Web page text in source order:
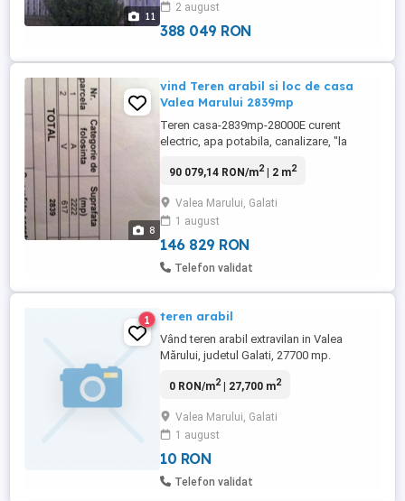
11
RDS (cablu tv, telefonie fixa, internet
wireless). Atat casa cat ...
2 august
388 049 RON
8
vind Teren arabil si loc de casa
Valea Marului 2839mp
Teren casa-2839mp-28000E curent
electric, apa potabila, canalizare, "la
extravilan 17000E accept mesaje cu oferte
90 079,14 RON/m2| 2 m2
Valea Marului, Galati
1 august
146 829 RON
Telefon validat
1 teren arabil
Vând teren arabil extravilan in Valea
Mărului, judetul Galati, 27700 mp.
0 RON/m2| 27,700 m2
Valea Marului, Galati
1 august
10 RON
Telefon validat